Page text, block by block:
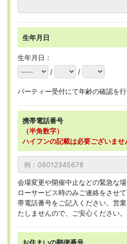
生年月日
生年月日：
/
/
パーティー受付にて年齢の確認を行
携帯電話番号
（半角数字）
ハイフンの記載は必要ございませ
会場変更や開催中止などの緊急な
ローサービス時のみご連絡をさせ
帯電話番号をご記入ください。営
たしませんので、ご安心ください。